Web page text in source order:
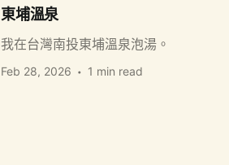
東埔溫泉
我在台灣南投東埔溫泉泡湯。
Feb 28, 2026 1 min read